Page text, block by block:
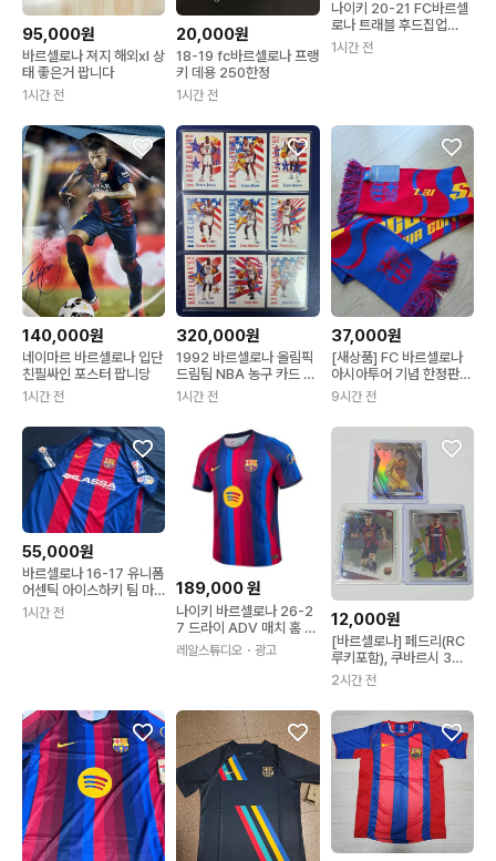
95,000원
바르셀로나 져지 해외xl 상
태 좋은거 팝니다
1시간 전
20,000원
18-19 fc바르셀로나 프랭
키 데용 250한정
1시간 전
나이키 20-21 FC바르셀
로나 트래블 후드집업
[L/105]
1시간 전
140,000원
네이마르 바르셀로나 입단
친필싸인 포스터 팝니당
1시간 전
320,000원
1992 바르셀로나 올림픽
드림팀 NBA 농구 카드 10
종 일괄
1시간 전
37,000원
[새상품] FC 바르셀로나
아시아투어 기념 한정판
머플러
9시간 전
55,000원
바르셀로나 16-17 유니폼
어센틱 아이스하키 팀 마
킹 us XL
1시간 전
189,000원
나이키 바르셀로나 26-2
7 드라이 ADV 매치 홈 저
지 반팔 스포츠 티셔츠 27
09683
레알스튜디오 ・광고
12,000원
[바르셀로나] 페드리(RC
루키포함), 쿠바르시 3장
일괄 탑스 크롬 파이니스
2시간 전